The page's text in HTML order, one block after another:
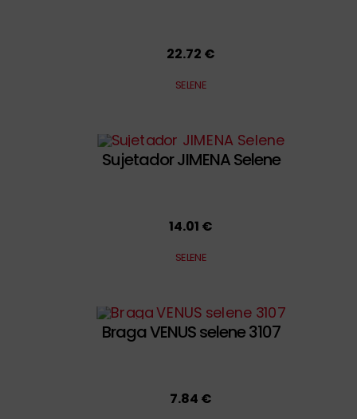
22.72 €
SELENE
Sujetador JIMENA Selene
14.01 €
SELENE
Braga VENUS selene 3107
7.84 €